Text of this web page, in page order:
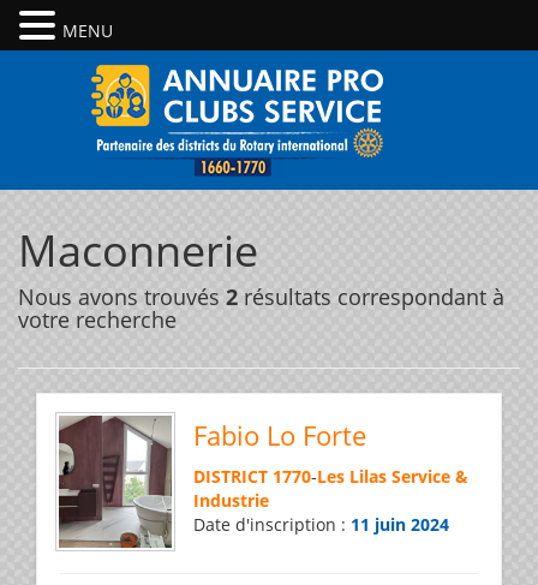
Maconnerie
Nous avons trouvés 2 résultats correspondant à
votre recherche
Fabio Lo Forte
DISTRICT 1770-Les Lilas Service &
Industrie
Date d'inscription : 11 juin 2024
MENU